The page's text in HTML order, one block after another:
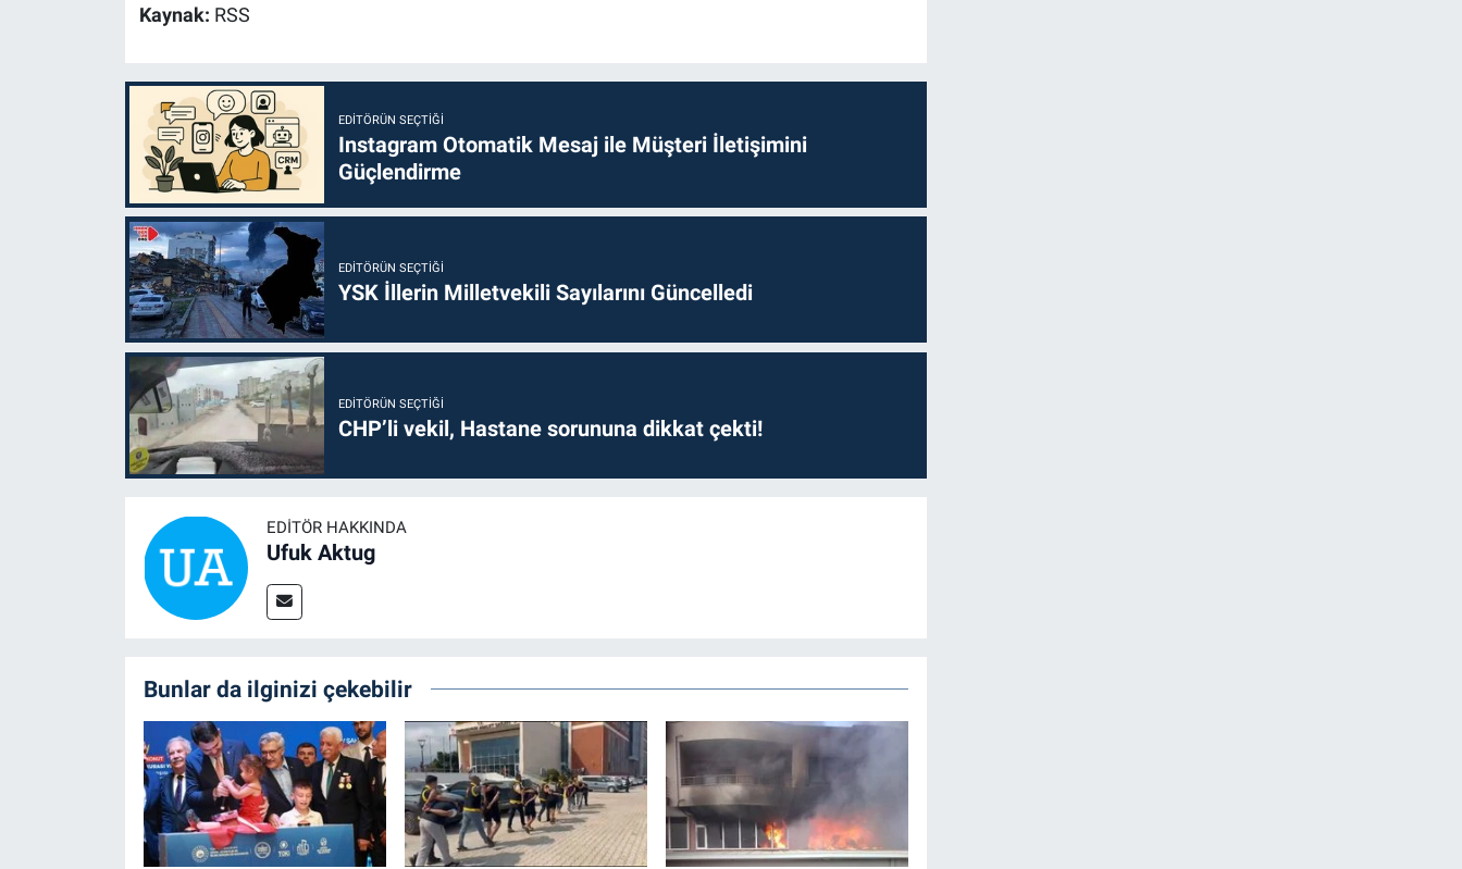
Kaynak: RSS
EDITÖRÜN SEÇTIĞI
Instagram Otomatik Mesaj ile Müşteri İletişimini
Güçlendirme
EDITÖRÜN SEÇTIĞI
YSK İllerin Milletvekili Sayılarını Güncelledi
EDITÖRÜN SEÇTIĞI
CHP’li vekil, Hastane sorununa dikkat çekti!
EDITÖR HAKKINDA
Ufuk Aktug
Bunlar da ilginizi çekebilir